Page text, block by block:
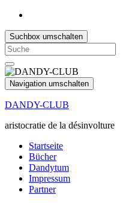
Suchbox umschalten
Search
for:
Navigation umschalten
DANDY-CLUB
aristocratie de la désinvolture
Startseite
Bücher
Dandytum
Impressum
Partner